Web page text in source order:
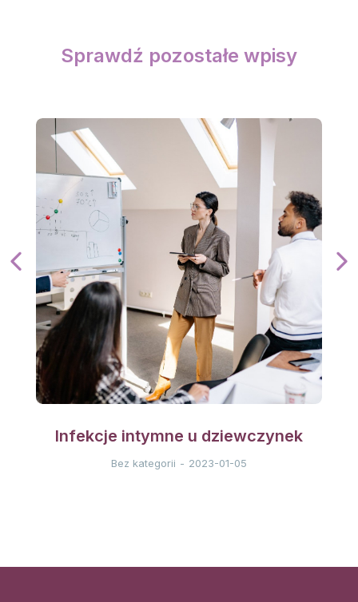
Sprawdź pozostałe wpisy
Infekcje intymne u dziewczynek
Bez kategorii 2023-01-05